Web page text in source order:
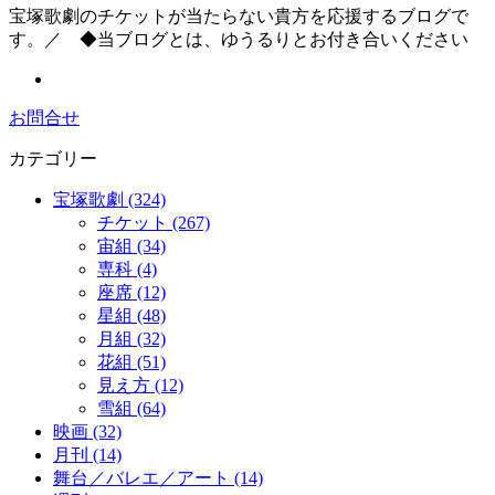
宝塚歌劇のチケットが当たらない貴方を応援するブログで
す。／ ◆当ブログとは、ゆうるりとお付き合いください
お問合せ
カテゴリー
宝塚歌劇 (324)
チケット (267)
宙組 (34)
専科 (4)
座席 (12)
星組 (48)
月組 (32)
花組 (51)
見え方 (12)
雪組 (64)
映画 (32)
月刊 (14)
舞台／バレエ／アート (14)